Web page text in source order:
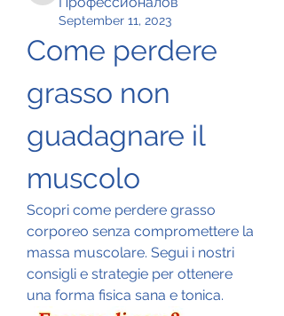
September 11, 2023
Come perdere
grasso non
guadagnare il
muscolo
Scopri come perdere grasso
corporeo senza compromettere la
massa muscolare. Segui i nostri
consigli e strategie per ottenere
una forma fisica sana e tonica.